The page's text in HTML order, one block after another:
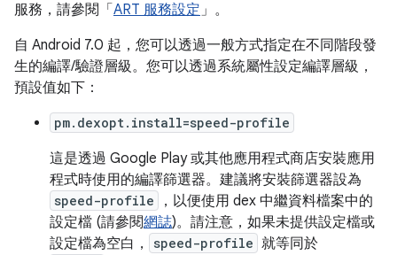
服務，請參閱「 ART 服務設定」。
自 Android 7.0 起，您可以透過一般方式指定在不同階段發
生的編譯/驗證層級。您可以透過系統屬性設定編譯層級，
預設值如下：
pm.dexopt.install=speed-profile
這是透過 Google Play 或其他應用程式商店安裝應用
程式時使用的編譯篩選器。建議將安裝篩選器設為
speed-profile
，以便使用 dex 中繼資料檔案中的
設定檔 (請參閱網誌)。請注意，如果未提供設定檔或
設定檔為空白，
speed-profile 就等同於